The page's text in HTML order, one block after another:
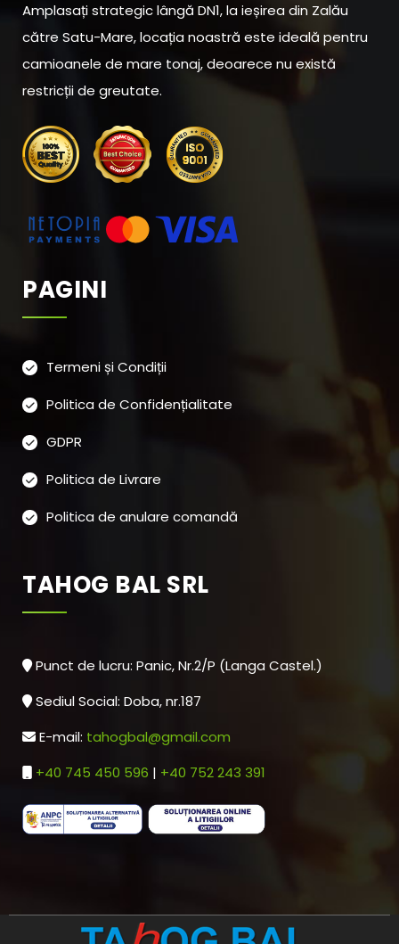
Amplasați strategic lângă DN1, la ieșirea din Zalău
către Satu-Mare, locația noastră este ideală pentru
camioanele de mare tonaj, deoarece nu există
restricții de greutate.
PAGINI
Termeni și Condiții
Politica de Confidențialitate
GDPR
Politica de Livrare
Politica de anulare comandă
TAHOG BAL SRL
Punct de lucru: Panic, Nr.2/P (Langa Castel.)
Sediul Social: Doba, nr.187
E-mail: tahogbal@gmail.com
+40 745 450 596 | +40 752 243 391